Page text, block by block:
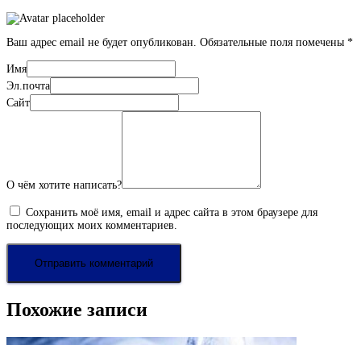
Ваш адрес email не будет опубликован. Обязательные поля помечены *
Имя
Эл.почта
Сайт
О чём хотите написать?
Сохранить моё имя, email и адрес сайта в этом браузере для
последующих моих комментариев.
Похожие записи